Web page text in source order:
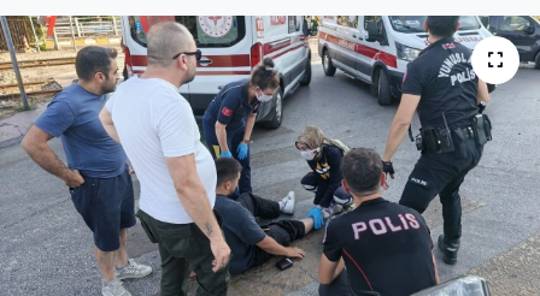
Muğla
Politika
Uşak